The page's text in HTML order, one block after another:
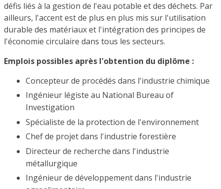
défis liés à la gestion de l'eau potable et des déchets. Par
ailleurs, l'accent est de plus en plus mis sur l'utilisation
durable des matériaux et l'intégration des principes de
l'économie circulaire dans tous les secteurs.
Emplois possibles après l'obtention du diplôme :
Concepteur de procédés dans l'industrie chimique
Ingénieur légiste au National Bureau of
Investigation
Spécialiste de la protection de l'environnement
Chef de projet dans l'industrie forestière
Directeur de recherche dans l'industrie
métallurgique
Ingénieur de développement dans l'industrie